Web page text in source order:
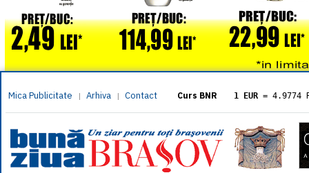
Mica Publicitate | Arhiva | Contact Curs BNR 1 EUR = 4.9774
= 5.8304
1 XAU= 464.4611
1 AED= 1.1933
1 AUD= 2.7957
1 BGN= 2.5449